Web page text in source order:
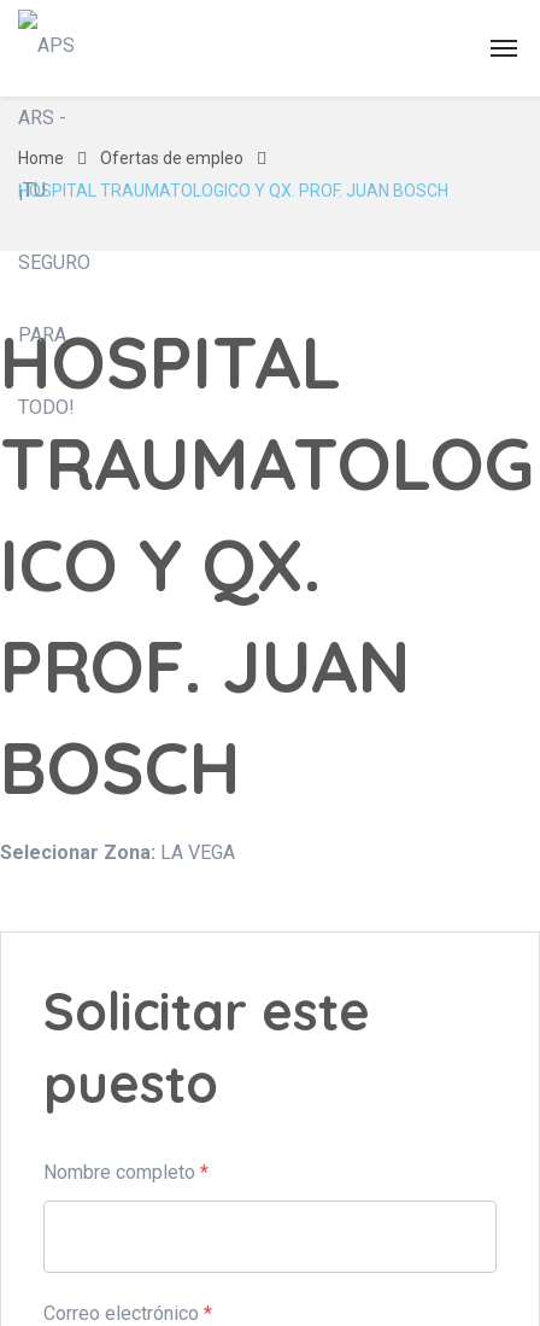
Home
Ofertas de empleo
HOSPITAL TRAUMATOLOGICO Y QX. PROF. JUAN BOSCH
HOSPITAL
TRAUMATOLOG
ICO Y QX.
PROF. JUAN
BOSCH
Selecionar Zona: LA VEGA
Solicitar este
puesto
Nombre completo *
Correo electrónico *